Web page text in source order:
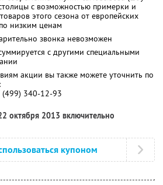
с возможностью примерки и
этого сезона от европейских
низким ценам
звонка невозможен
с другими специальными
акции вы также можете уточнить по
(499) 340-12-93
октября 2013 включительно
купоном